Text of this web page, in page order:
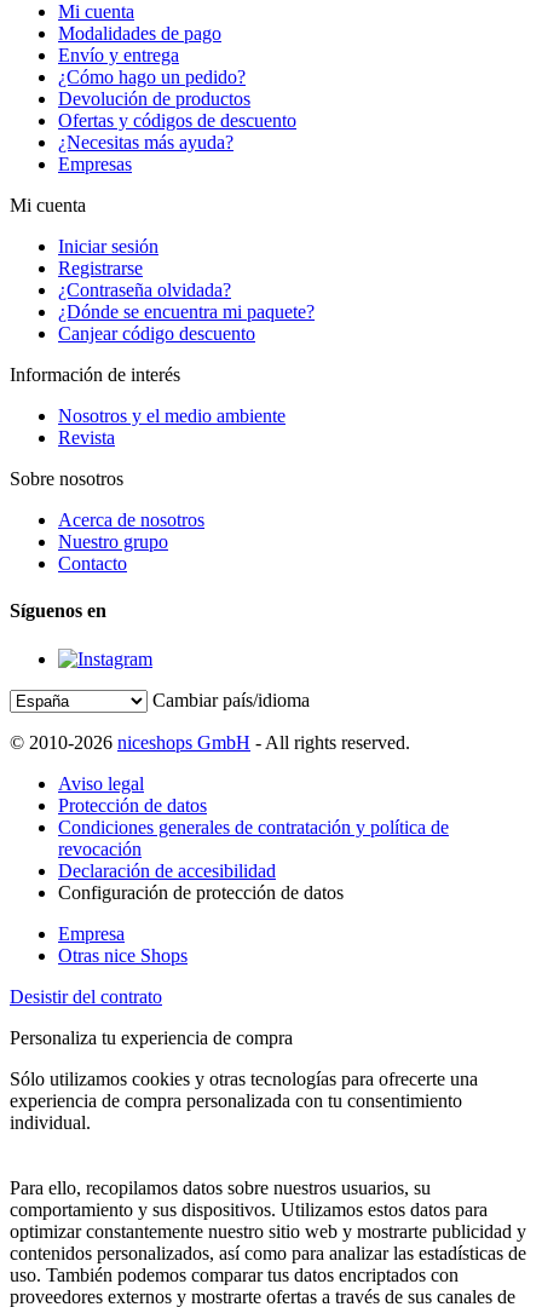
Mi cuenta
Modalidades de pago
Envío y entrega
¿Cómo hago un pedido?
Devolución de productos
Ofertas y códigos de descuento
¿Necesitas más ayuda?
Empresas
Mi cuenta
Iniciar sesión
Registrarse
¿Contraseña olvidada?
¿Dónde se encuentra mi paquete?
Canjear código descuento
Información de interés
Nosotros y el medio ambiente
Revista
Sobre nosotros
Acerca de nosotros
Nuestro grupo
Contacto
Síguenos en
Cambiar país/idioma
© 2010-2026 niceshops GmbH - All rights reserved.
Aviso legal
Protección de datos
Condiciones generales de contratación y política de
revocación
Declaración de accesibilidad
Configuración de protección de datos
Empresa
Otras nice Shops
Desistir del contrato
Personaliza tu experiencia de compra
Sólo utilizamos cookies y otras tecnologías para ofrecerte una
experiencia de compra personalizada con tu consentimiento
individual.
Para ello, recopilamos datos sobre nuestros usuarios, su
comportamiento y sus dispositivos. Utilizamos estos datos para
optimizar constantemente nuestro sitio web y mostrarte publicidad y
contenidos personalizados, así como para analizar las estadísticas de
uso. También podemos comparar tus datos encriptados con
proveedores externos y mostrarte ofertas a través de sus canales de